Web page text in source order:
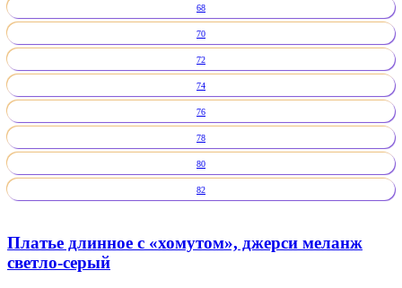
68
70
72
74
76
78
80
82
Платье длинное с «хомутом», джерси меланж
светло-серый